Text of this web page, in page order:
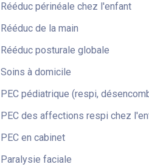
Rééduc périnéale chez l'enfant
Rééduc de la main
Rééduc posturale globale
Soins à domicile
PEC pédiatrique (respi,
PEC des affections respi chez
PEC en cabinet
Paralysie faciale